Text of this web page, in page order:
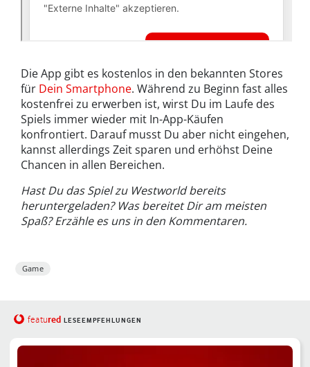
Die App gibt es kostenlos in den bekannten Stores
für Dein Smartphone. Während zu Beginn fast alles
kostenfrei zu erwerben ist, wirst Du im Laufe des
Spiels immer wieder mit In-App-Käufen
konfrontiert. Darauf musst Du aber nicht eingehen,
kannst allerdings Zeit sparen und erhöhst Deine
Chancen in allen Bereichen.
Hast Du das Spiel zu Westworld bereits
heruntergeladen? Was bereitet Dir am meisten
Spaß? Erzähle es uns in den Kommentaren.
Game
featured LESEEMPFEHLUNGEN